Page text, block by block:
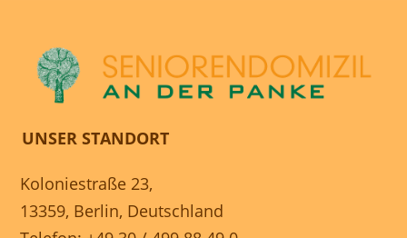
UNSER STANDORT
Koloniestraße 23,
13359, Berlin, Deutschland